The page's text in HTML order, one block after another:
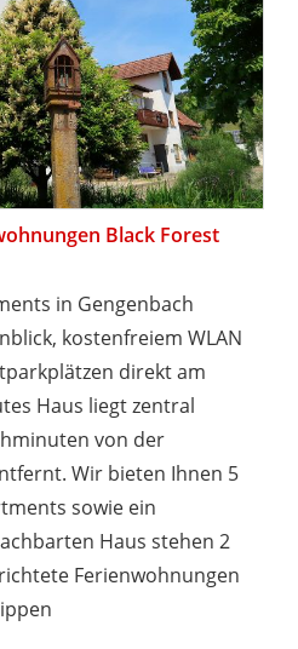
Black Forest
in Gengenbach
kostenfreiem WLAN
direkt am
Haus liegt zentral
von der
Wir bieten Ihnen 5
sowie ein
Haus stehen 2
Ferienwohnungen